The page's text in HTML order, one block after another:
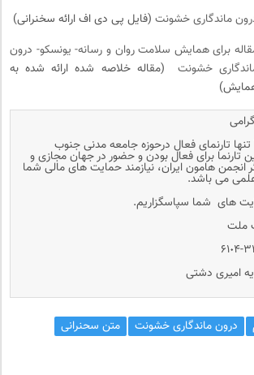
ماندگاری خشونت (فایل پی دی اف ارائه سخنرانی)
برای همایش سلامت روان و رسانه- یونسکو- درون
خشونت (مقاله خلاصه شده ارائه شده به
تنها تارنمای فعال درحوزه جامعه مدنی جنوب
تارنما برای فعال بودن و حضور در جهان مجازی و
انجمن هامون ایران، نیازمند حمایت های مالی شما
می باشد.
های شما سپاسگزاریم.
ملت
۸٠۲۹
امیری دشتی
درون ماندگاری خشونت
متن سحنرانی